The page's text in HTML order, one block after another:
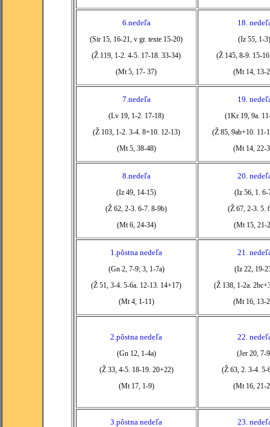
6.nedeľa
(Sir 15, 16-21, v gr. texte 15-20)
(Ž 119, 1-2. 4-5. 17-18. 33-34)
(Mt 5, 17- 37)
18.
(Iz 55, 1-3)
(Ž 145, 8-9. 15-
(Mt 14, 13-
7.nedeľa
(Lv 19, 1-2. 17-18)
(Ž 103, 1-2. 3-4. 8+10. 12-13)
(Mt 5, 38-48)
19.
(1Kr 19, 9a.
(Ž 85, 9ab+10. 11-
(Mt 14, 22-
8.nedeľa
(Iz 49, 14-15)
(Ž 62, 2-3. 6-7. 8-9b)
(Mt 6, 24-34)
20.
(Iz 56, 1. 6-
(Ž 67, 2-3. 5.
(Mt 15, 21-
1.pôstna nedeľa
(Gn 2, 7-9; 3, 1-7a)
(Ž 51, 3-4. 5-6a. 12-13. 14+17)
(Mt 4, 1-11)
21.
(Iz 22, 19-
(Ž 138, 1-2a.
(Mt 16, 13-
2.pôstna nedeľa
(Gn 12, 1-4a)
(Ž 33, 4-5. 18-19. 20+22)
(Mt 17, 1-9)
22.
(Jer 20, 7-
(Ž 63, 2. 3-4. 5-
(Mt 16, 21-
3.pôstna nedeľa 23.